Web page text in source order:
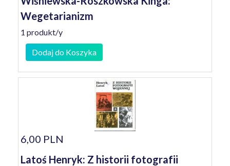
Wegetarianizm
1 produkt/y
Dodaj do Koszyka
6,00 PLN
Latoś Henryk: Z historii fotografii